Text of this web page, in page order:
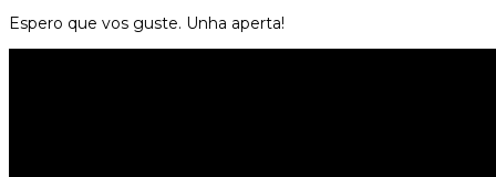
Espero que vos guste. Unha aperta!